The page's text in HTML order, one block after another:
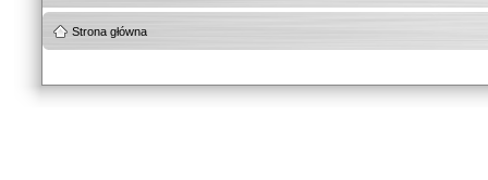
Strona główna